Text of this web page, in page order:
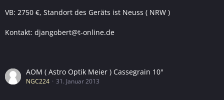
VB: 2750 €, Standort des Geräts ist Neuss ( NRW )
Kontakt: djangobert@t-online.de
AOM ( Astro Optik Meier ) Cassegrain 10"
NGC224 31. Januar 2013